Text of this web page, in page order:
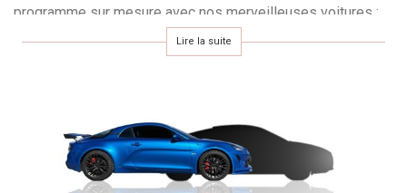
programme sur mesure avec nos merveilleuses voitures :
Ferrari F8 Tributo, McLaren Artura, Lamborghini Huracán,
Aston Martin Vantage F1, Porsche 911 Carrera S, Audi R8
Après deux tours de reconnaissance de piste, installez-
vous au volant de la voiture et lancez-vous sur le circuit
sous les conseils de votre moniteur, assis en passager.
Lire la suite